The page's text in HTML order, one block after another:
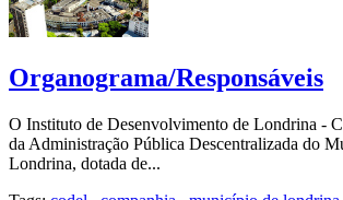
Organograma/Responsáveis
O Instituto de Desenvolvimento de Londrina -
da Administração Pública Descentralizada do
Londrina, dotada de...